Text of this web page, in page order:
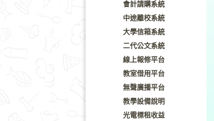
會計請購系統
中途離校系統
大學信箱系統
二代公文系統
線上報修平台
教室借用平台
無聲廣播平台
教學設備說明
光電標租收益